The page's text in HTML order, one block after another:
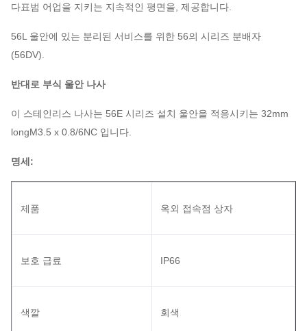
다표범 어업을 지키는 지속적인 평면을, 제공합니다.
56L 울안에 있는 분리된 서비스를 위한 56의 시리즈 분배자
(56DV).
반대로 부식 울안 나사
이 스테인리스 나사는 56E 시리즈 설치 울안을 적응시키는 32mm
longM3.5 x 0.8/6NC 입니다.
명세:
제품 옥외 접속점 상자
보호 급료 IP66
색깔 회색